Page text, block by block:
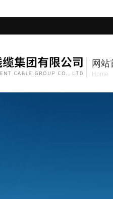
网站
Home